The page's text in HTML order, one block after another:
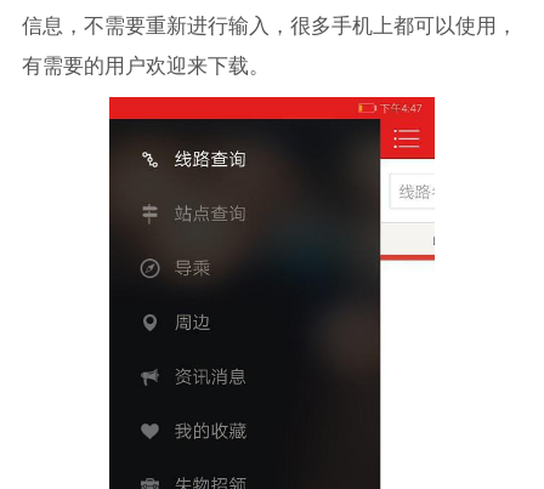
信息，不需要重新进行输入，很多手机上都可以使用，
有需要的用户欢迎来下载。